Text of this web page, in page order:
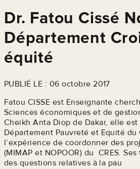
Dr. Fatou Cissé
Département
équité
PUBLIÉ LE : 06 octobre 2017
Fatou CISSE est Enseignante
Sciences économiques et de
Cheikh Anta Diop de Dakar, elle
Département Pauvreté et Equité du
l’expérience de coordonner des
(MIMAP et NOPOOR) du CRES.
des questions relatives à la pau